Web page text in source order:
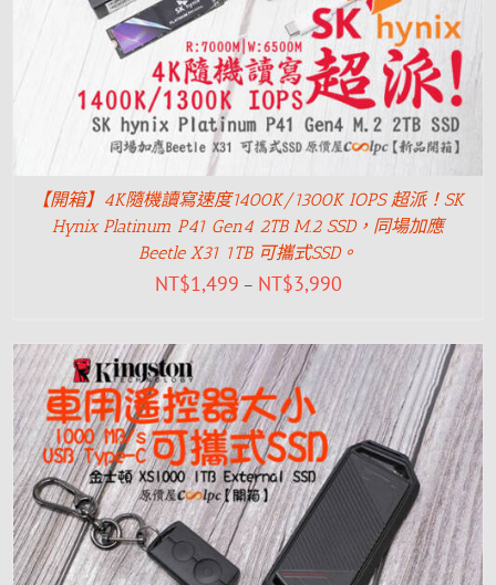
【開箱】4K隨機讀寫速度1400K/1300K IOPS 超派！SK
Hynix Platinum P41 Gen4 2TB M.2 SSD，同場加應
Beetle X31 1TB 可攜式SSD。
NT$1,499 – NT$3,990